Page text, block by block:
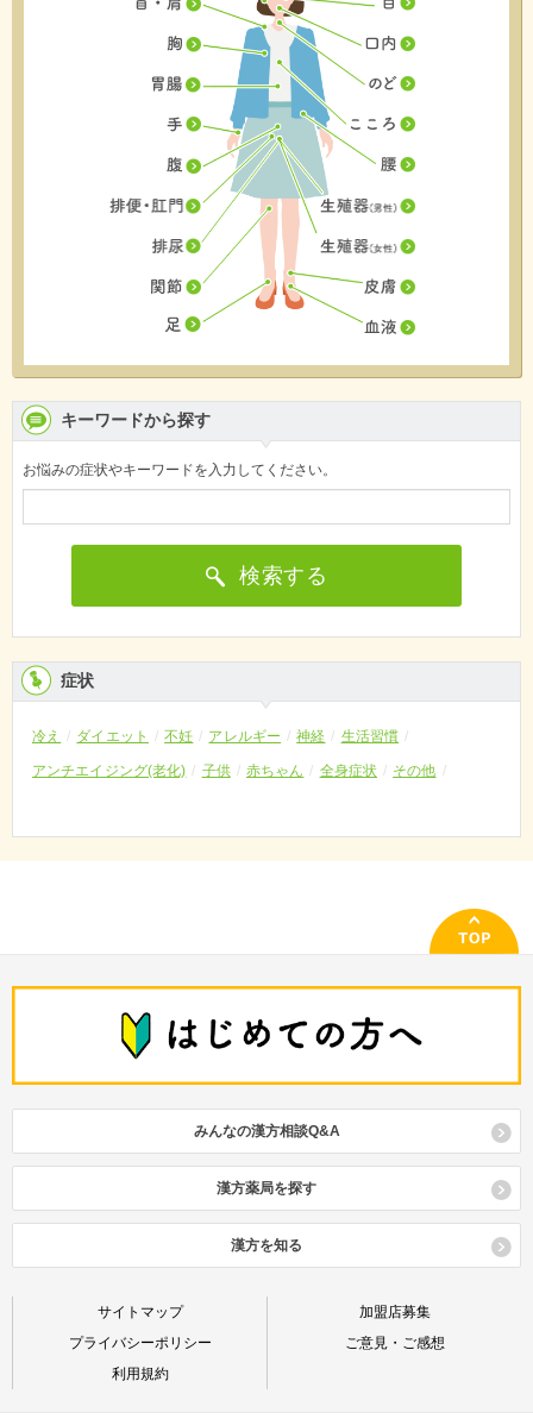
キーワードから探す
お悩みの症状やキーワードを入力してください。
検索する
症状
冷え ダイエット 不妊 アレルギー 神経 生活習慣
アンチエイジング(老化) 子供 赤ちゃん 全身症状 その他
みんなの漢方相談Q&A
漢方薬局を探す
漢方を知る
サイトマップ
プライバシーポリシー
利用規約
加盟店募集
ご意見・ご感想